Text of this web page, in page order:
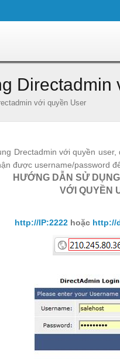
Directadmin
với quyền User
Drectadmin với quyền
được username/password
HƯỚNG DẪN SỬ
VỚI QUYỀN
http://IP:2222hoặc http://